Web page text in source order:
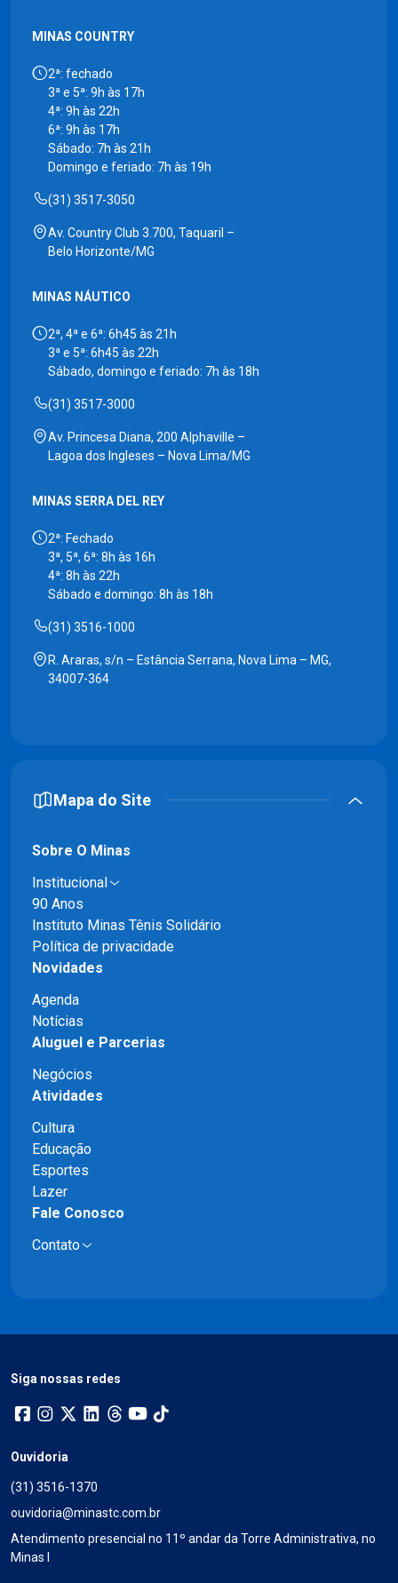
MINAS COUNTRY
2ª: fechado
3ª e 5ª: 9h às 17h
4ª: 9h às 22h
6ª: 9h às 17h
Sábado: 7h às 21h
Domingo e feriado: 7h às 19h
(31) 3517-3050
Av. Country Club 3.700, Taquaril –
Belo Horizonte/MG
MINAS NÁUTICO
2ª, 4ª e 6ª: 6h45 às 21h
3ª e 5ª: 6h45 às 22h
Sábado, domingo e feriado: 7h às 18h
(31) 3517-3000
Av. Princesa Diana, 200 Alphaville –
Lagoa dos Ingleses – Nova Lima/MG
MINAS SERRA DEL REY
2ª: Fechado
3ª, 5ª, 6ª: 8h às 16h
4ª: 8h às 22h
Sábado e domingo: 8h às 18h
(31) 3516-1000
R. Araras, s/n – Estância Serrana, Nova Lima – MG,
34007-364
Mapa do Site
Sobre O Minas
Institucional
90 Anos
Instituto Minas Tênis Solidário
Política de privacidade
Novidades
Agenda
Notícias
Aluguel e Parcerias
Negócios
Atividades
Cultura
Educação
Esportes
Lazer
Fale Conosco
Contato
Siga nossas redes
Ouvidoria
(31) 3516-1370
ouvidoria@minastc.com.br
Atendimento presencial no 11º andar da Torre Administrativa, no
Minas I